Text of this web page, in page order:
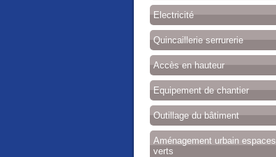
Electricité
Quincaillerie serrurerie
Accès en hauteur
Equipement de chantier
Outillage du bâtiment
Aménagement urbain espaces
verts